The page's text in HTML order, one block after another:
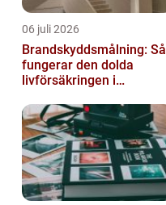
06 juli 2026
Brandskyddsmålning: Så
fungerar den dolda
livförsäkringen i